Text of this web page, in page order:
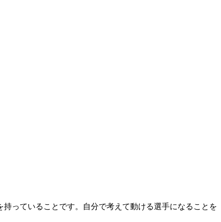
っていることです。自分で考えて動ける選手になることを